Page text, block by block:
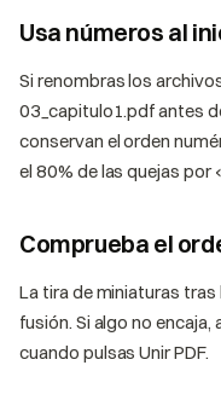
Usa números al
Si renombras los
03_capitulo1.pdf antes
conservan el orden
el 80% de las quejas
Comprueba el
La tira de miniaturas
fusión. Si algo no
cuando pulsas Unir PDF.